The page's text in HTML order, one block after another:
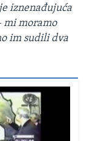
iznenađujuća
mi moramo
im sudili dva